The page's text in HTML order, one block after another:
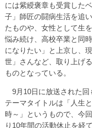
には紫綬褒章も受賞した
子」師匠の闘病生活を追
たものや、女性として生
悩み続け、高校卒業と同
になりたい」と上京し、
世」さんなど、取り上げ
ものとなっている。
9月10日に放送された回
テーマタイトルは「人生
時～」というもので、今
り10年間の活動休止を経